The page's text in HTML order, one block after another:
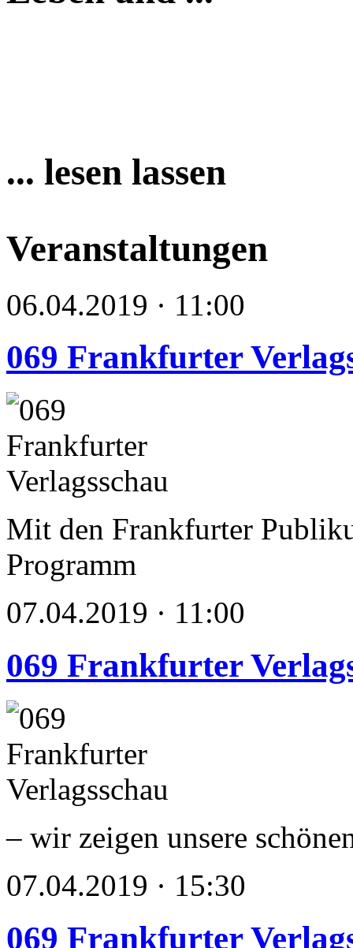
... lesen lassen
Veranstaltungen
06.04.2019 · 11:00
069 Frankfurter
Mit den Frankfurter
Programm
07.04.2019 · 11:00
069 Frankfurter
– wir zeigen unsere
07.04.2019 · 15:30
069 Frankfurter